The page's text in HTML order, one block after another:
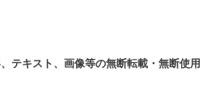
テキスト、画像等の無断転載・無断使用